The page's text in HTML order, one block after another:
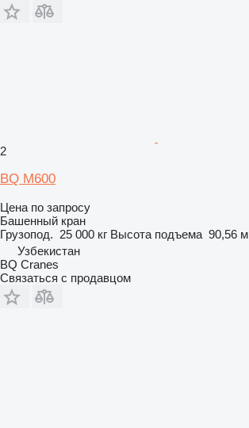
2
BQ M600
Цена по запросу
Башенный кран
Грузопод. 25 000 кг Высота подъема 90,56 м
Узбекистан
BQ Cranes
Связаться с продавцом